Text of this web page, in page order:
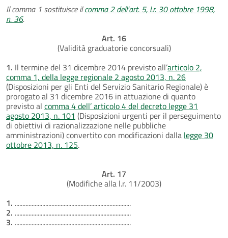
Il comma 1 sostituisce ilcomma 2 dell’art. 5, l.r. 30 ottobre 1998,
n. 36.
Art. 16
(Validità graduatorie concorsuali)
1. Il termine del 31 dicembre 2014 previsto all’articolo 2,
comma 1, della legge regionale 2 agosto 2013, n. 26
(Disposizioni per gli Enti del Servizio Sanitario Regionale) è
prorogato al 31 dicembre 2016 in attuazione di quanto
previsto al comma 4 dell’ articolo 4 del decreto legge 31
agosto 2013, n. 101 (Disposizioni urgenti per il perseguimento
di obiettivi di razionalizzazione nelle pubbliche
amministrazioni) convertito con modificazioni dalla legge 30
ottobre 2013, n. 125.
Art. 17
(Modifiche alla l.r. 11/2003)
1. ............................................................................
2. ............................................................................
3. ............................................................................